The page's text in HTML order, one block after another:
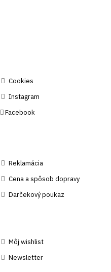
Cookies
Instagram
Facebook
Reklamácia
Cena a spôsob dopravy
Darčekový poukaz
Môj wishlist
Newsletter